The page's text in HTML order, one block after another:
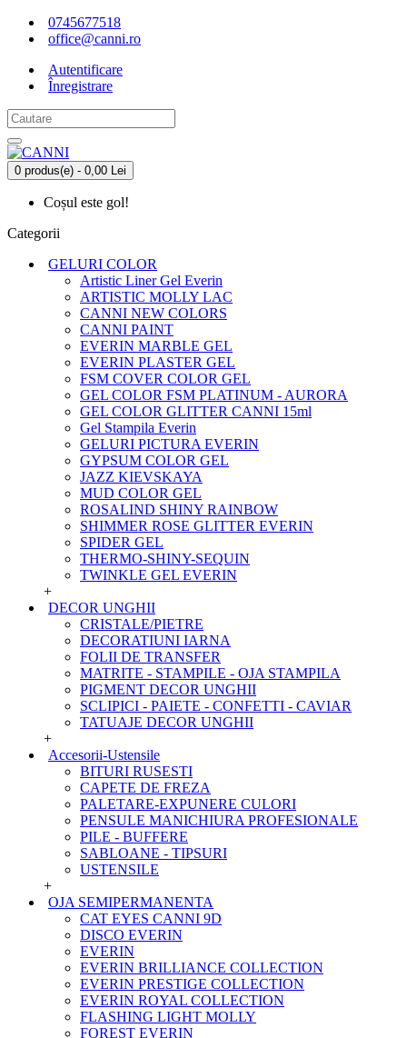
0745677518
office@canni.ro
Autentificare
Înregistrare
0 produs(e) - 0,00 Lei
Coșul este gol!
Categorii
GELURI COLOR
Artistic Liner Gel Everin
ARTISTIC MOLLY LAC
CANNI NEW COLORS
CANNI PAINT
EVERIN MARBLE GEL
EVERIN PLASTER GEL
FSM COVER COLOR GEL
GEL COLOR FSM PLATINUM - AURORA
GEL COLOR GLITTER CANNI 15ml
Gel Stampila Everin
GELURI PICTURA EVERIN
GYPSUM COLOR GEL
JAZZ KIEVSKAYA
MUD COLOR GEL
ROSALIND SHINY RAINBOW
SHIMMER ROSE GLITTER EVERIN
SPIDER GEL
THERMO-SHINY-SEQUIN
TWINKLE GEL EVERIN
+
DECOR UNGHII
CRISTALE/PIETRE
DECORATIUNI IARNA
FOLII DE TRANSFER
MATRITE - STAMPILE - OJA STAMPILA
PIGMENT DECOR UNGHII
SCLIPICI - PAIETE - CONFETTI - CAVIAR
TATUAJE DECOR UNGHII
+
Accesorii-Ustensile
BITURI RUSESTI
CAPETE DE FREZA
PALETARE-EXPUNERE CULORI
PENSULE MANICHIURA PROFESIONALE
PILE - BUFFERE
SABLOANE - TIPSURI
USTENSILE
+
OJA SEMIPERMANENTA
CAT EYES CANNI 9D
DISCO EVERIN
EVERIN
EVERIN BRILLIANCE COLLECTION
EVERIN PRESTIGE COLLECTION
EVERIN ROYAL COLLECTION
FLASHING LIGHT MOLLY
FOREST EVERIN